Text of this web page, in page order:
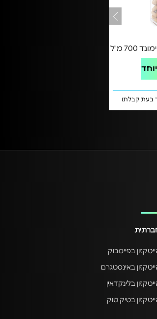
מ"ל
בעת קבלתו
בפייסבוק
באינסטגרם
בלינקדאין
בטיק טוק